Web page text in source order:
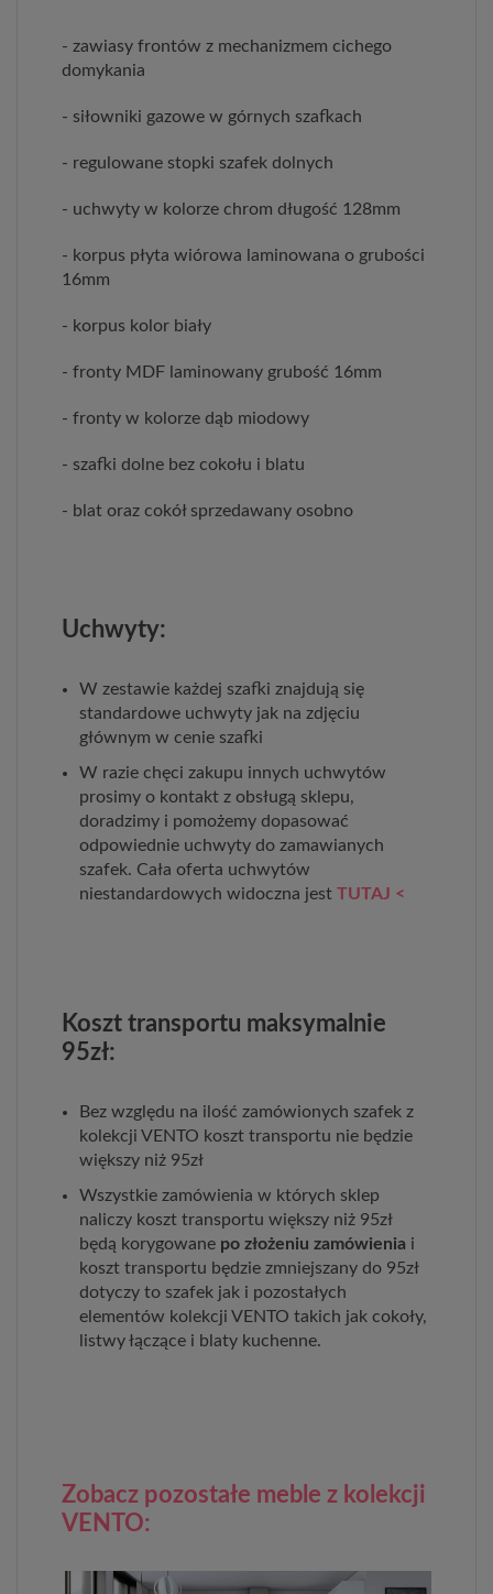
- zawiasy frontów z mechanizmem cichego
domykania
- siłowniki gazowe w górnych szafkach
- regulowane stopki szafek dolnych
- uchwyty w kolorze chrom długość 128mm
- korpus płyta wiórowa laminowana o grubości
16mm
- korpus kolor biały
- fronty MDF laminowany grubość 16mm
- fronty w kolorze dąb miodowy
- szafki dolne bez cokołu i blatu
- blat oraz cokół sprzedawany osobno
Uchwyty:
W zestawie każdej szafki znajdują się
standardowe uchwyty jak na zdjęciu
głównym w cenie szafki
W razie chęci zakupu innych uchwytów
prosimy o kontakt z obsługą sklepu,
doradzimy i pomożemy dopasować
odpowiednie uchwyty do zamawianych
szafek. Cała oferta uchwytów
niestandardowych widoczna jest TUTAJ <
Koszt transportu maksymalnie
95zł:
Bez względu na ilość zamówionych szafek z
kolekcji VENTO koszt transportu nie będzie
większy niż 95zł
Wszystkie zamówienia w których sklep
naliczy koszt transportu większy niż 95zł
będą korygowane po złożeniu zamówienia i
koszt transportu będzie zmniejszany do 95zł
dotyczy to szafek jak i pozostałych
elementów kolekcji VENTO takich jak cokoły,
listwy łączące i blaty kuchenne.
Zobacz pozostałe meble z kolekcji
VENTO: